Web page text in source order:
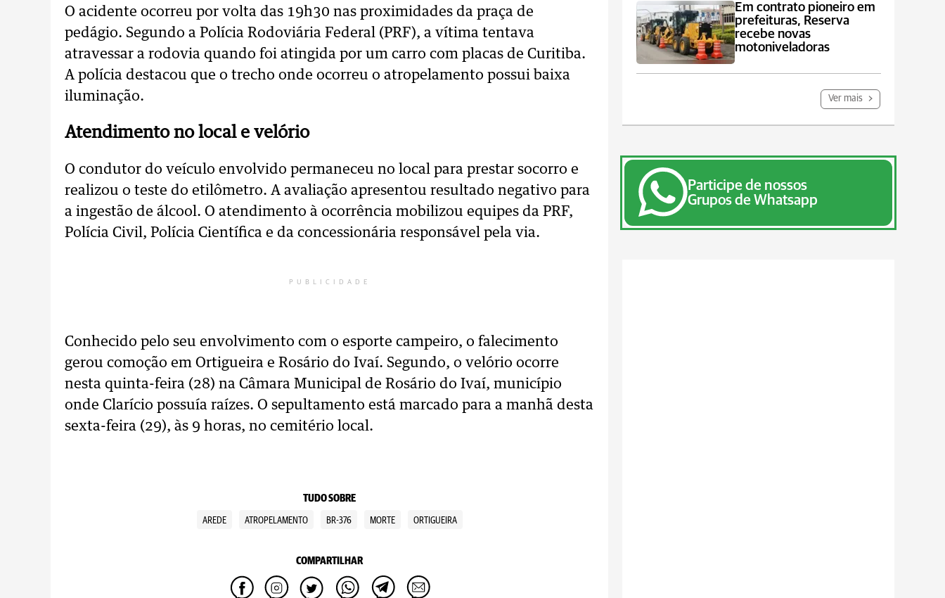
O acidente ocorreu por volta das 19h30 nas proximidades da praça de
pedágio. Segundo a Polícia Rodoviária Federal (PRF), a vítima tentava
atravessar a rodovia quando foi atingida por um carro com placas de Curitiba.
A polícia destacou que o trecho onde ocorreu o atropelamento possui baixa
iluminação.
Atendimento no local e velório
O condutor do veículo envolvido permaneceu no local para prestar socorro e
realizou o teste do etilômetro. A avaliação apresentou resultado negativo para
a ingestão de álcool. O atendimento à ocorrência mobilizou equipes da PRF,
Polícia Civil, Polícia Científica e da concessionária responsável pela via.
PUBLICIDADE
Conhecido pelo seu envolvimento com o esporte campeiro, o falecimento
gerou comoção em Ortigueira e Rosário do Ivaí. Segundo, o velório ocorre
nesta quinta-feira (28) na Câmara Municipal de Rosário do Ivaí, município
onde Clarício possuía raízes. O sepultamento está marcado para a manhã desta
sexta-feira (29), às 9 horas, no cemitério local.
TUDO SOBRE
AREDE ATROPELAMENTO BR-376 MORTE ORTIGUEIRA
COMPARTILHAR
Em contrato pioneiro em
prefeituras, Reserva
recebe novas
motoniveladoras
Ver mais
Participe de nossos
Grupos de Whatsapp